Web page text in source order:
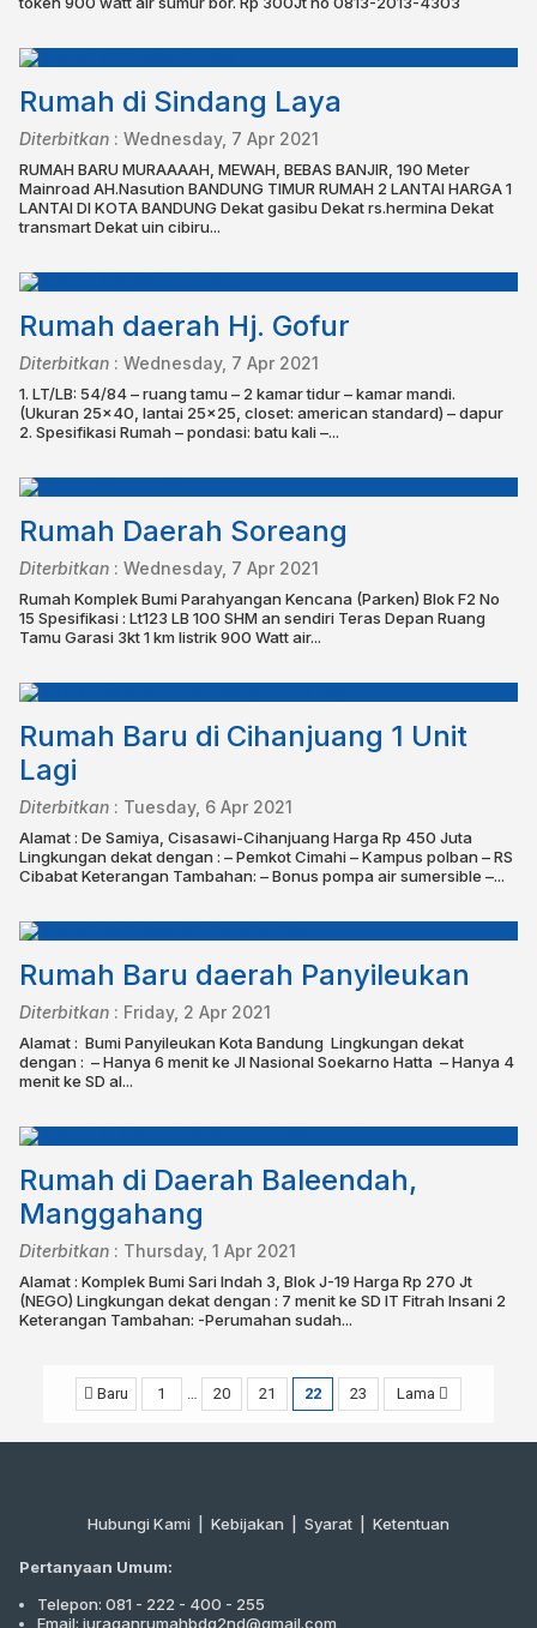
Rumah di Sindang Laya
Diterbitkan : Wednesday, 7 Apr 2021
RUMAH BARU MURAAAAH, MEWAH, BEBAS BANJIR, 190 Meter
Mainroad AH.Nasution BANDUNG TIMUR RUMAH 2 LANTAI HARGA 1
LANTAI DI KOTA BANDUNG Dekat gasibu Dekat rs.hermina Dekat
transmart Dekat uin cibiru...
Rumah daerah Hj. Gofur
Diterbitkan : Wednesday, 7 Apr 2021
1. LT/LB: 54/84 – ruang tamu – 2 kamar tidur – kamar mandi.
(Ukuran 25×40, lantai 25×25, closet: american standard) – dapur
2. Spesifikasi Rumah – pondasi: batu kali –...
Rumah Daerah Soreang
Diterbitkan : Wednesday, 7 Apr 2021
Rumah Komplek Bumi Parahyangan Kencana (Parken) Blok F2 No
15 Spesifikasi : Lt123 LB 100 SHM an sendiri Teras Depan Ruang
Tamu Garasi 3kt 1 km listrik 900 Watt air...
Rumah Baru di Cihanjuang 1 Unit
Lagi
Diterbitkan : Tuesday, 6 Apr 2021
Alamat : De Samiya, Cisasawi-Cihanjuang Harga Rp 450 Juta
Lingkungan dekat dengan : – Pemkot Cimahi – Kampus polban – RS
Cibabat Keterangan Tambahan: – Bonus pompa air sumersible –...
Rumah Baru daerah Panyileukan
Diterbitkan : Friday, 2 Apr 2021
Alamat : ⁣ Bumi Panyileukan Kota Bandung⁣ ⁣ Lingkungan dekat
dengan : ⁣ – Hanya 6 menit ke Jl Nasional Soekarno Hatta ⁣ – Hanya 4
menit ke SD al...
Rumah di Daerah Baleendah,
Manggahang
Diterbitkan : Thursday, 1 Apr 2021
Alamat : Komplek Bumi Sari Indah 3, Blok J-19 Harga Rp 270 Jt
(NEGO) Lingkungan dekat dengan : 7 menit ke SD IT Fitrah Insani 2
Keterangan Tambahan: -Perumahan sudah...
Baru 1 … 20 21 22 23 Lama
Hubungi Kami Kebijakan | Syarat Ketentuan
Pertanyaan Umum:
Telepon: 081 - 222 - 400 - 255
Email: juraganrumahbdg2nd@gmail.com